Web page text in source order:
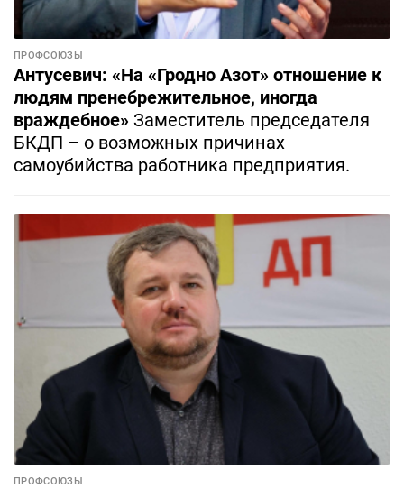
ПРОФСОЮЗЫ
Антусевич: «На «Гродно Азот» отношение к
людям пренебрежительное, иногда
враждебное» Заместитель председателя
БКДП – о возможных причинах
самоубийства работника предприятия.
ПРОФСОЮЗЫ